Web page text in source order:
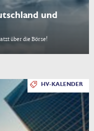
und
über die Börse!
HV-KALENDER